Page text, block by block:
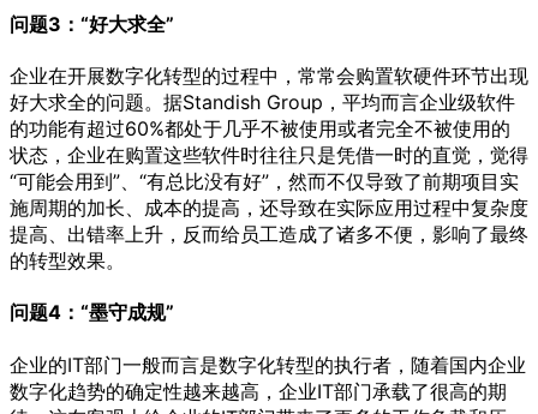
问题3：“好大求全”
企业在开展数字化转型的过程中，常常会购置软硬件环节出现
好大求全的问题。据Standish Group，平均而言企业级软件
的功能有超过60%都处于几乎不被使用或者完全不被使用的
状态，企业在购置这些软件时往往只是凭借一时的直觉，觉得
“可能会用到”、“有总比没有好”，然而不仅导致了前期项目实
施周期的加长、成本的提高，还导致在实际应用过程中复杂度
提高、出错率上升，反而给员工造成了诸多不便，影响了最终
的转型效果。
问题4：“墨守成规”
企业的IT部门一般而言是数字化转型的执行者，随着国内企业
数字化趋势的确定性越来越高，企业IT部门承载了很高的期